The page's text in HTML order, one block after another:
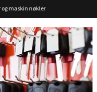
maskin nøkler